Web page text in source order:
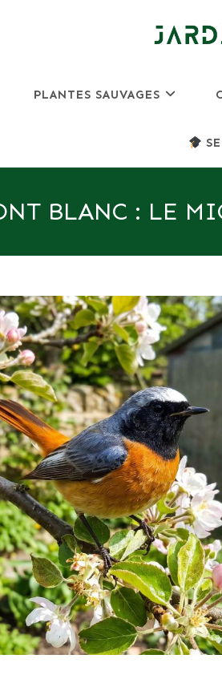
PLANTES SAUVAGES
BLANC : LE